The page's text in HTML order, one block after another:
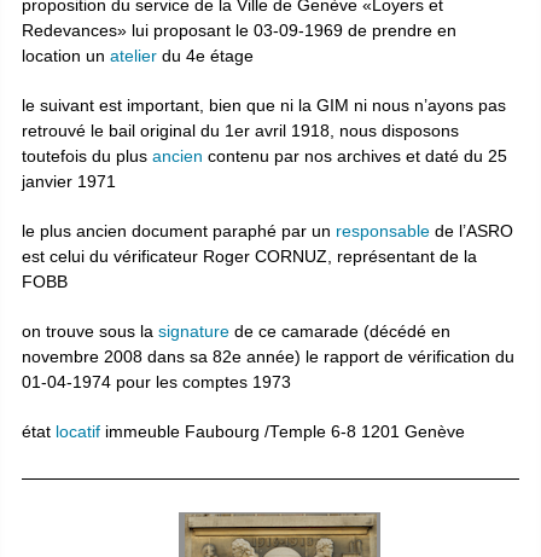
proposition du service de la Ville de Genève «Loyers et
Redevances» lui proposant le 03-09-1969 de prendre en
location unatelier du 4e étage
le suivant est important, bien que ni la GIM ni nous n’ayons pas
retrouvé le bail original du 1er avril 1918, nous disposons
toutefois du plusancien contenu par nos archives et daté du 25
janvier 1971
le plus ancien document paraphé par un responsable de l’ASRO
est celui du vérificateur Roger CORNUZ, représentant de la
FOBB
on trouve sous lasignature de ce camarade (décédé en
novembre 2008 dans sa 82e année) le rapport de vérification du
01-04-1974 pour les comptes 1973
état locatif immeuble Faubourg /Temple 6-8 1201 Genève